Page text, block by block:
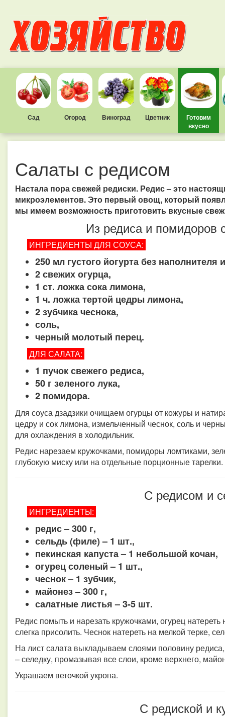
Сад Огород Виноград Цветник
Готовим
вкусно
Салаты с редисом
Настала пора свежей редиски. Редис – это
микроэлементов. Это первый овощ, который
мы имеем возможность приготовить вкусные
Из редиса и помидоров
ИНГРЕДИЕНТЫ ДЛЯ СОУСА:
250 мл густого йогурта без наполнителя
2 свежих огурца,
1 ст. ложка сока лимона,
1 ч. ложка тертой цедры лимона,
2 зубчика чеснока,
соль,
черный молотый перец.
ДЛЯ САЛАТА:
1 пучок свежего редиса,
50 г зеленого лука,
2 помидора.
Для соуса дзадзики очищаем огурцы от кожуры и
цедру и сок лимона, измельченный чеснок, соль и
для охлаждения в холодильник.
Редис нарезаем кружочками, помидоры ломтиками,
глубокую миску или на отдельные порционные
С редисом и
ИНГРЕДИЕНТЫ:
редис – 300 г,
сельдь (филе) – 1 шт.,
пекинская капуста – 1 небольшой кочан,
огурец соленый – 1 шт.,
чеснок – 1 зубчик,
майонез – 300 г,
салатные листья – 3-5 шт.
Редис помыть и нарезать кружочками, огурец
слегка присолить. Чеснок натереть на мелкой терке,
На лист салата выкладываем слоями половину
– селедку, промазывая все слои, кроме верхнего,
Украшаем веточкой укропа.
С редиской и